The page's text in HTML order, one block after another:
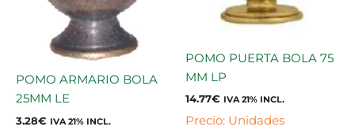
POMO ARMARIO BOLA
25MM LE
3.28€ IVA 21% INCL.
POMO PUERTA BOLA 75
MM LP
14.77€ IVA 21% INCL.
Precio: Unidades